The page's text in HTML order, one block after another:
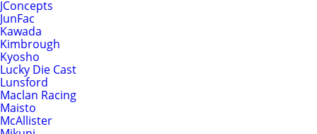
JConcepts
JunFac
Kawada
Kimbrough
Kyosho
Lucky Die Cast
Lunsford
Maclan Racing
Maisto
McAllister